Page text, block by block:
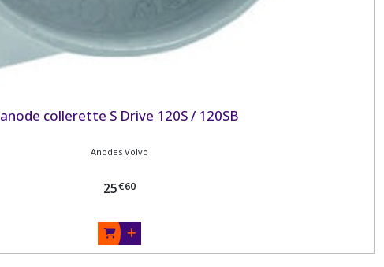
anode collerette S Drive 120S / 120SB
Anodes Volvo
25€60